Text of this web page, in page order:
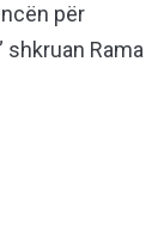
për
Rama